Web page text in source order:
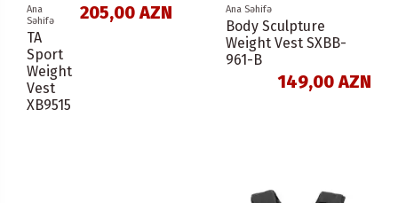
Ana
Səhifə
TA
Sport
Weight
Vest
XB9515
205,00 AZN Ana Səhifə
Body Sculpture
Weight Vest SXBB-
961-B
149,00 AZN